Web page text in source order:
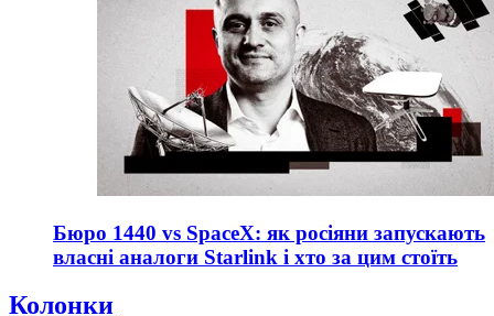
Бюро 1440 vs SpaceX: як росіяни запускають
власні аналоги Starlink і хто за цим стоїть
Колонки